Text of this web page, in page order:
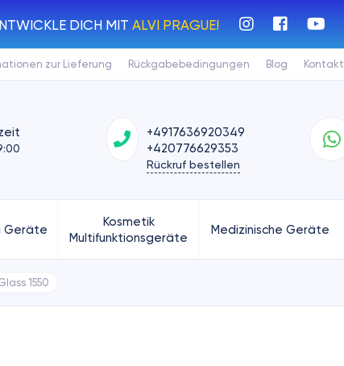
DICH MIT ALVI PRAGUE!
zur Lieferung Rückgabebedingungen Blog Kontakt
+4917636920349
+420776629353
Rückruf bestellen
Geräte
Kosmetik
Multifunktionsgeräte
Medizinische Geräte
1550